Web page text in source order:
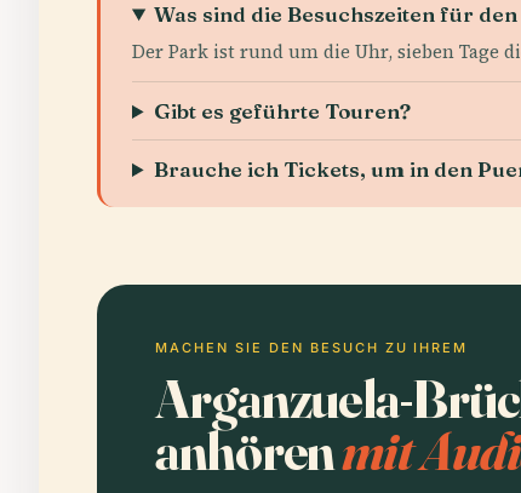
Was sind die Besuchszeiten für
Der Park ist rund um die Uhr, sieben Tage
Gibt es geführte Touren?
Brauche ich Tickets, um in den
MACHEN SIE DEN BESUCH ZU IHREM
Arganzuela-
anhörenmit